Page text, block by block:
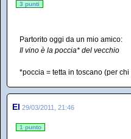
3 punti
Partorito oggi da un mio amico:
Il vino è la poccia* del vecchio
*poccia = tetta in toscano (per
El 29/03/2011, 21:46
1 punto